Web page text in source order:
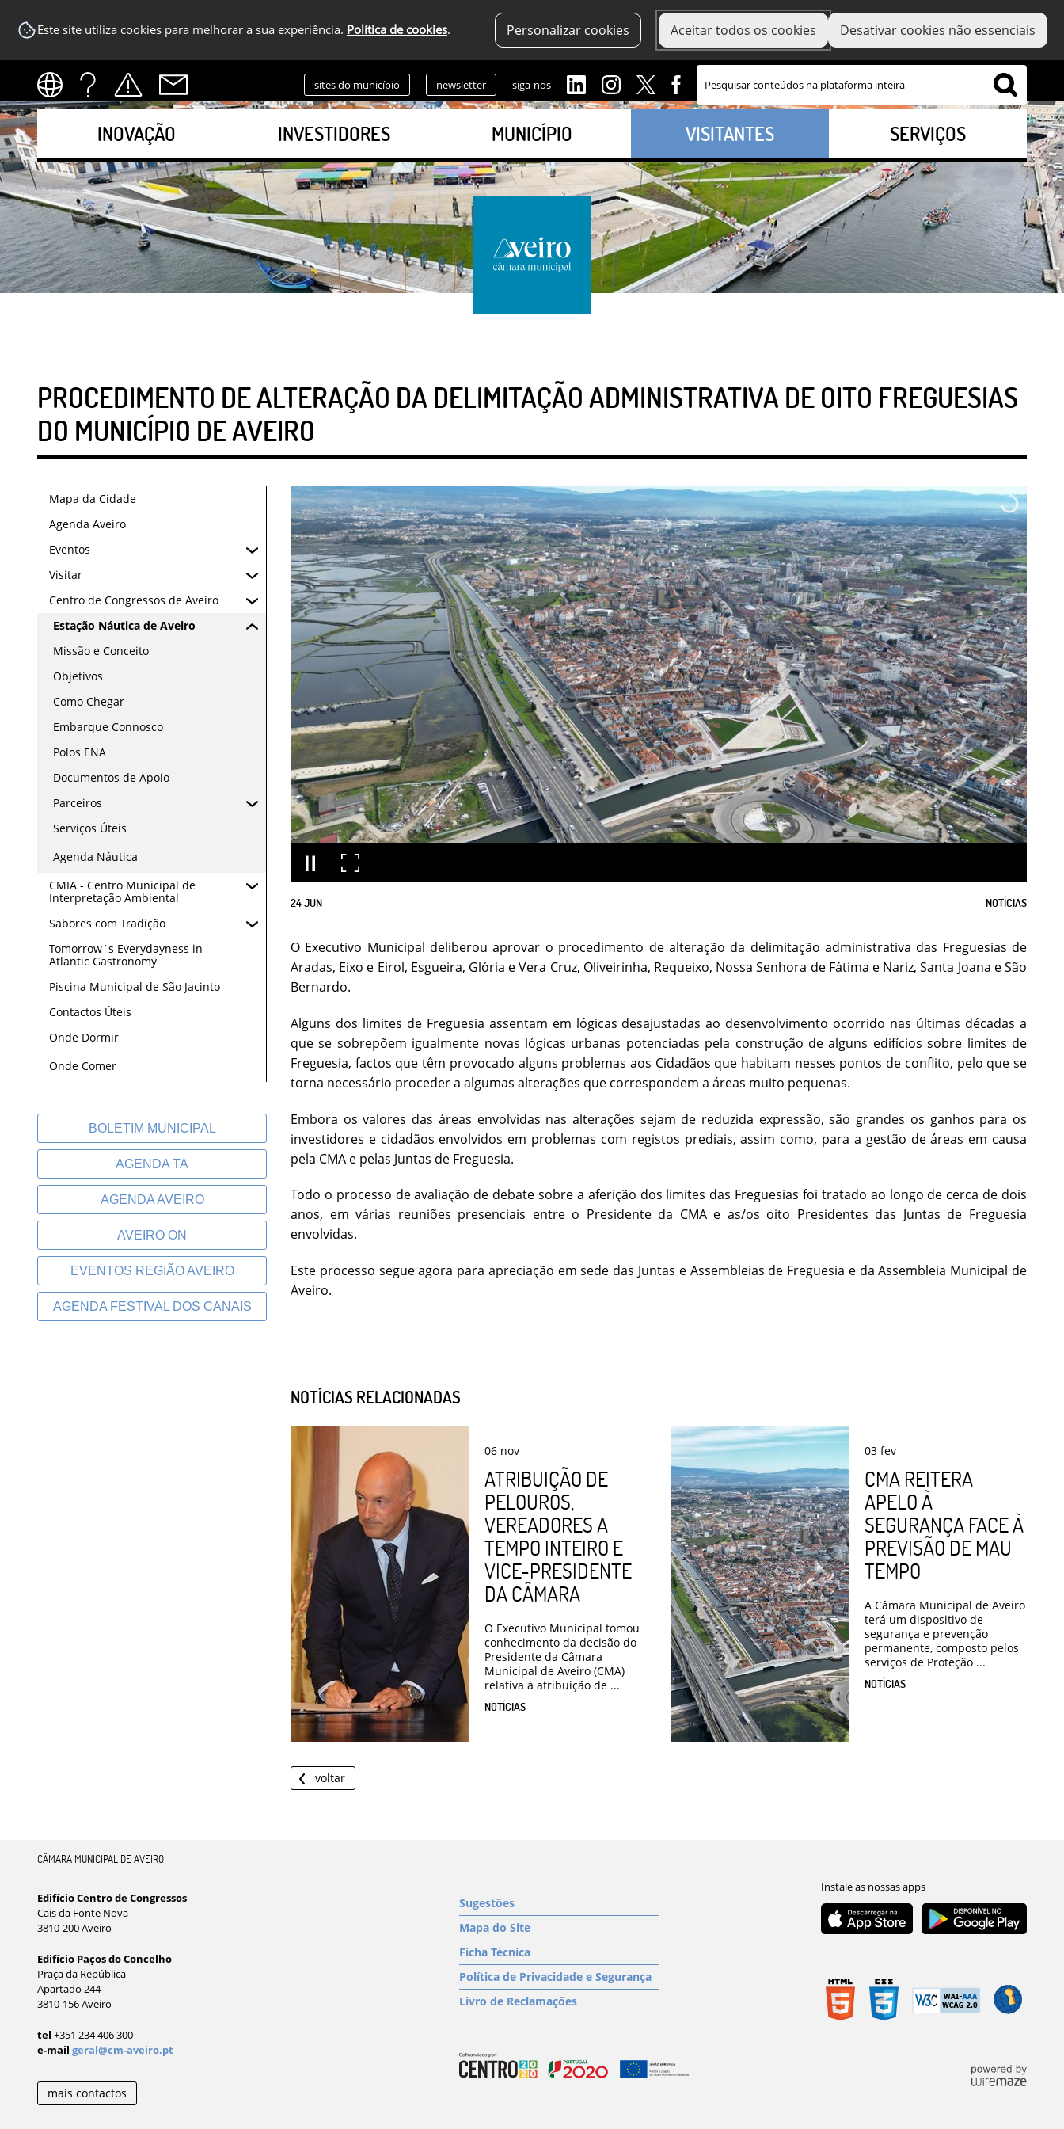
Este site utiliza cookies para melhorar a sua experiência. Política de cookies. Personalizar cookies Aceitar todos os cookies Desativar cookies não essenciais
sites do município newsletter siga-nos
INOVAÇÃO INVESTIDORES MUNICÍPIO VISITANTES SERVIÇOS
PROCEDIMENTO DE ALTERAÇÃO DA DELIMITAÇÃO ADMINISTRATIVA DE OITO FREGUESIAS
DO MUNICÍPIO DE AVEIRO
Mapa da Cidade
Agenda Aveiro
Eventos
Visitar
Centro de Congressos de Aveiro
Estação Náutica de Aveiro
Missão e Conceito
Objetivos
Como Chegar
Embarque Connosco
Polos ENA
Documentos de Apoio
Parceiros
Serviços Úteis
Agenda Náutica
CMIA - Centro Municipal de
Interpretação Ambiental
Sabores com Tradição
Tomorrow´s Everydayness in
Atlantic Gastronomy
Piscina Municipal de São Jacinto
Contactos Úteis
Onde Dormir
Onde Comer
BOLETIM MUNICIPAL
AGENDA TA
AGENDA AVEIRO
AVEIRO ON
EVENTOS REGIÃO AVEIRO
AGENDA FESTIVAL DOS CANAIS
24JUN NOTÍCIAS
O Executivo Municipal deliberou aprovar o procedimento de alteração da delimitação administrativa das Freguesias de
Aradas, Eixo e Eirol, Esgueira, Glória e Vera Cruz, Oliveirinha, Requeixo, Nossa Senhora de Fátima e Nariz, Santa Joana e São
Bernardo.
Alguns dos limites de Freguesia assentam em lógicas desajustadas ao desenvolvimento ocorrido nas últimas décadas a
que se sobrepõem igualmente novas lógicas urbanas potenciadas pela construção de alguns edifícios sobre limites de
Freguesia, factos que têm provocado alguns problemas aos Cidadãos que habitam nesses pontos de conflito, pelo que se
torna necessário proceder a algumas alterações que correspondem a áreas muito pequenas.
Embora os valores das áreas envolvidas nas alterações sejam de reduzida expressão, são grandes os ganhos para os
investidores e cidadãos envolvidos em problemas com registos prediais, assim como, para a gestão de áreas em causa
pela CMA e pelas Juntas de Freguesia.
Todo o processo de avaliação de debate sobre a aferição dos limites das Freguesias foi tratado ao longo de cerca de dois
anos, em várias reuniões presenciais entre o Presidente da CMA e as/os oito Presidentes das Juntas de Freguesia
envolvidas.
Este processo segue agora para apreciação em sede das Juntas e Assembleias de Freguesia e da Assembleia Municipal de
Aveiro.
NOTÍCIAS RELACIONADAS
06 nov
ATRIBUIÇÃO DE
PELOUROS,
VEREADORES A
TEMPO INTEIRO E
VICE-PRESIDENTE
DA CÂMARA
O Executivo Municipal tomou
conhecimento da decisão do
Presidente da Câmara
Municipal de Aveiro (CMA)
relativa à atribuição de ...
NOTÍCIAS
03 fev
CMA REITERA
APELO À
SEGURANÇA FACE À
PREVISÃO DE MAU
TEMPO
A Câmara Municipal de Aveiro
terá um dispositivo de
segurança e prevenção
permanente, composto pelos
serviços de Proteção ...
NOTÍCIAS
voltar
CÂMARA MUNICIPAL DE AVEIRO
Edifício Centro de Congressos
Cais da Fonte Nova
3810-200 Aveiro
Edifício Paços do Concelho
Praça da República
Apartado 244
3810-156 Aveiro
tel +351 234 406 300
e-mail geral@cm-aveiro.pt
mais contactos
Sugestões
Mapa do Site
Ficha Técnica
Política de Privacidade e Segurança
Livro de Reclamações